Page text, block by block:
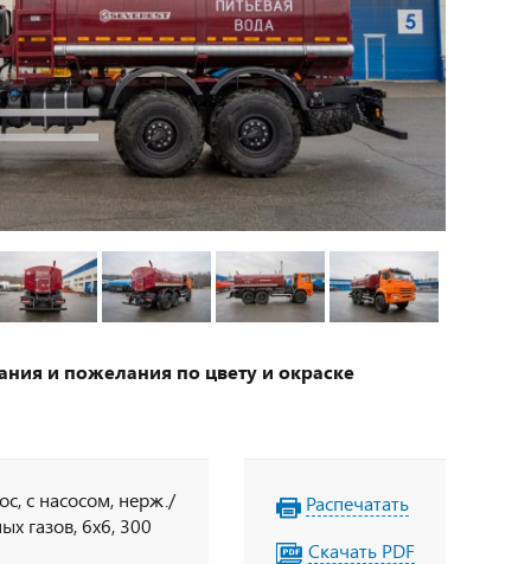
и пожелания по цвету и окраске
с насосом, нерж./
газов, 6х6, 300
Распечатать
Скачать PDF